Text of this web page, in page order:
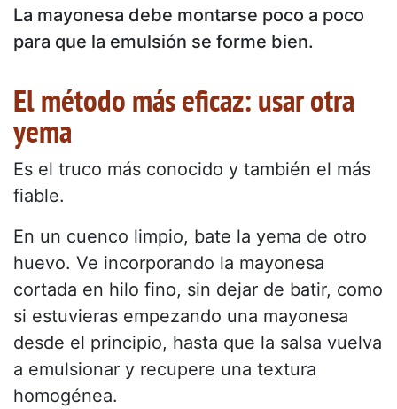
La mayonesa debe montarse poco a poco
para que la emulsión se forme bien.
El método más eficaz: usar otra
yema
Es el truco más conocido y también el más
fiable.
En un cuenco limpio, bate la yema de otro
huevo. Ve incorporando la mayonesa
cortada en hilo fino, sin dejar de batir, como
si estuvieras empezando una mayonesa
desde el principio, hasta que la salsa vuelva
a emulsionar y recupere una textura
homogénea.